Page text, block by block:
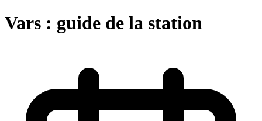
Vars : guide de la station